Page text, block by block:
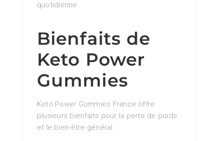
quotidienne.
Bienfaits de
Keto Power
Gummies
Keto Power Gummies France offre
plusieurs bienfaits pour la perte de poids
et le bien-être général.